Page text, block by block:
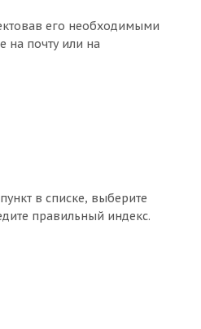
его необходимыми
на почту или на
в списке, выберите
правильный индекс.